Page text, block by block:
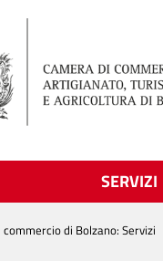
SERVIZI
di Bolzano: Servizi